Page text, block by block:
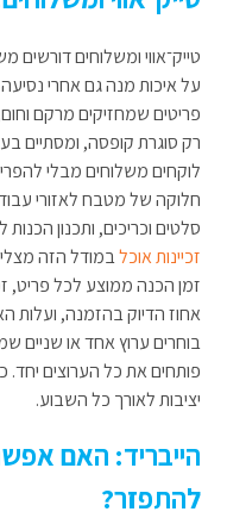
טייק־אווי ומשלוחים
על איכות מנה גם אחרי
פריטים שמחזיקים מרקם
רק סוגרת קופסה, ומסתיים
לוקחים משלוחים מבלי
חלוקה של מטבח לאזורי
סלטים וכריכים, ותכנון
זכיינות אוכלבמודל הזה
זמן הכנה ממוצע לכל פריט,
אחוז הדיוק בהזמנה, ועלות
בוחרים ערוץ אחד או שניים
פותחים את כל הערוצים יחד.
יציבות לאורך כל השבוע.
הייבריד: האם
להתפזר?